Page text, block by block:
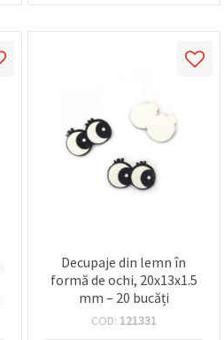
Decupaje din lemn în
formă de ochi, 20x13x1.5
mm – 20 bucăți
COD: 121331